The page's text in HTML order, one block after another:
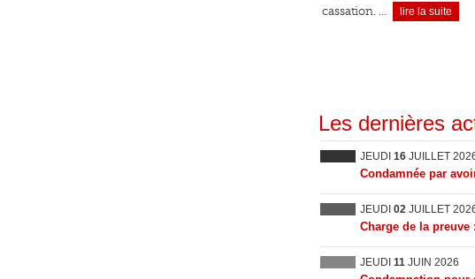
cassation. …
lire la suite
Les dernières
JEUDI 16 JUILLET
Condamnée par
JEUDI 02 JUILLET
Charge de la
JEUDI 11 JUIN 2026